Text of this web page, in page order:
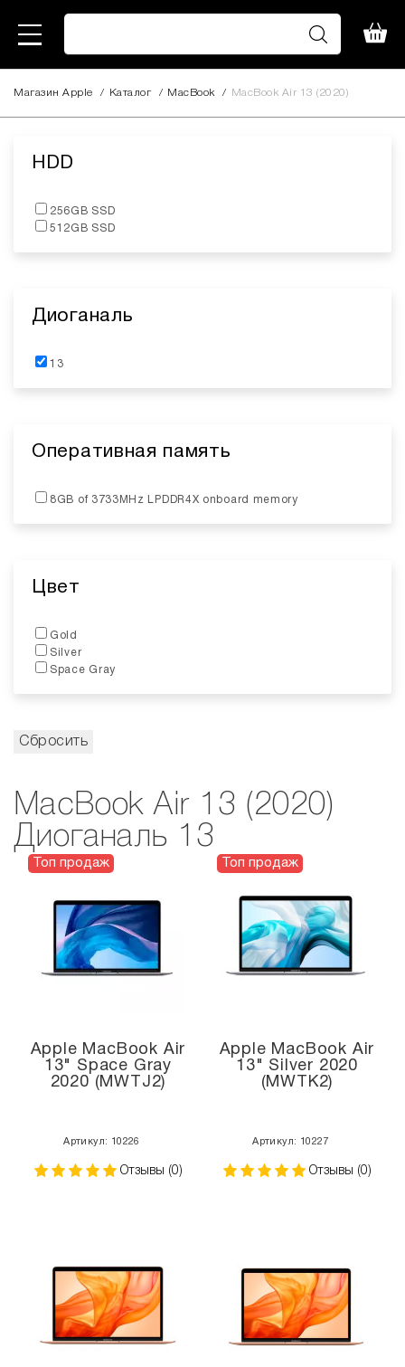
Магазин Apple / Каталог / MacBook / MacBook Air 13 (2020)
HDD
256GB SSD
512GB SSD
Диоганаль
13
Оперативная память
8GB of 3733MHz LPDDR4X onboard memory
Цвет
Gold
Silver
Space Gray
MacBook Air 13 (2020)
Диоганаль 13
Топ продаж
Apple MacBook Air
13" Space Gray
2020 (MWTJ2)
Артикул: 10226
Отзывы (0)
Топ продаж
Apple MacBook Air
13" Silver 2020
(MWTK2)
Артикул: 10227
Отзывы (0)